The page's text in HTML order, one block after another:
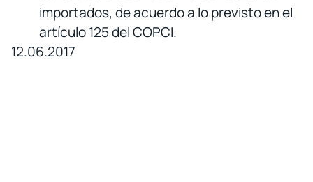
importados, de acuerdo a lo previsto en el
artículo 125 del COPCI.
12.06.2017